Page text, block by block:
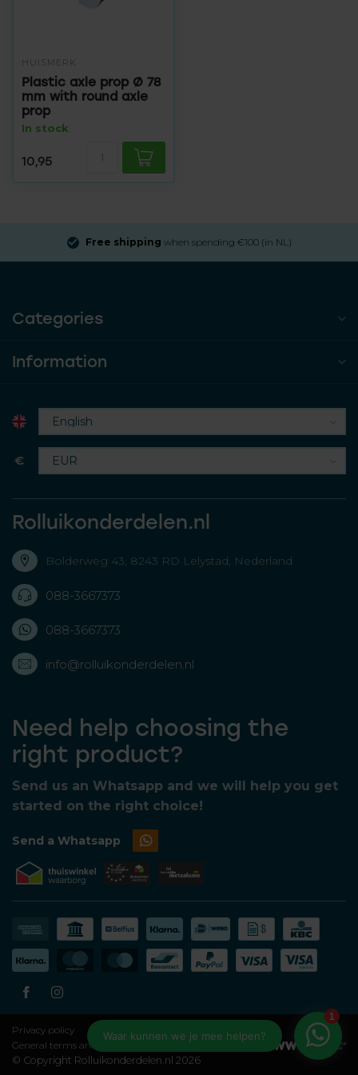
HUISMERK
Plastic axle prop Ø 78
mm with round axle
prop
In stock
10,95
Free shipping when spending €100 (in NL)
Categories
Information
€
Rolluikonderdelen.nl
Bolderweg 43, 8243 RD Lelystad, Nederland
088-3667373
088-3667373
info@rolluikonderdelen.nl
Need help choosing the
right product?
Send us an Whatsapp and we will help you get
started on the right choice!
Send a Whatsapp
Privacy policy
General terms and conditions
© Copyright Rolluikonderdelen.nl 2026